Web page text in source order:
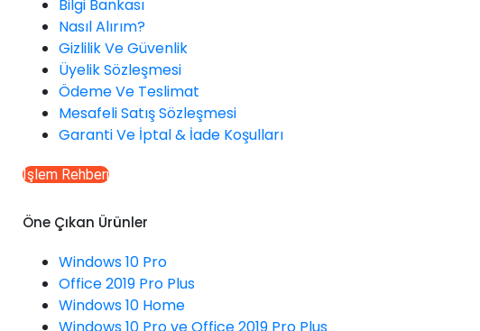
Bilgi Bankası
Nasıl Alırım?
Gizlilik Ve Güvenlik
Üyelik Sözleşmesi
Ödeme Ve Teslimat
Mesafeli Satış Sözleşmesi
Garanti Ve İptal & İade Koşulları
İşlem Rehberi
Öne Çıkan Ürünler
Windows 10 Pro
Office 2019 Pro Plus
Windows 10 Home